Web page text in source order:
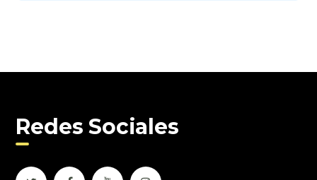
Redes Sociales